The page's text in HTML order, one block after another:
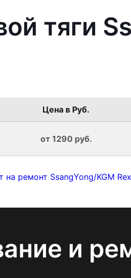
тяги
Цена в Руб.
от 1290 руб.
на ремонт SsangYong/KGM
и